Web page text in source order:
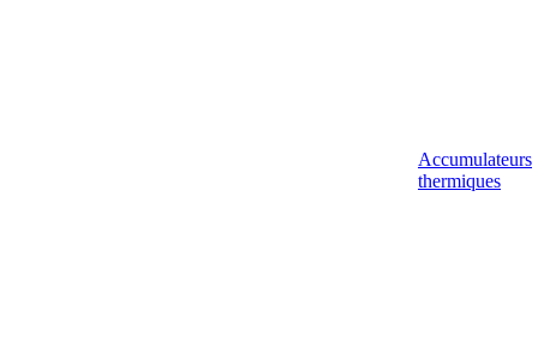
Accumulateurs
thermiques